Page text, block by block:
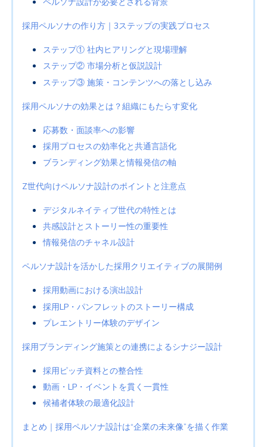
採用ペルソナの作り方｜3ステップの実践プロセス
ステップ① 社内ヒアリングと現場理解
ステップ② 市場分析と仮説設計
ステップ③ 施策・コンテンツへの落とし込み
採用ペルソナの効果とは？組織にもたらす変化
応募数・面談率への影響
採用プロセスの効率化と共通言語化
ブランディング効果と情報発信の軸
Z世代向けペルソナ設計のポイントと注意点
デジタルネイティブ世代の特性とは
共感設計とストーリー性の重要性
情報発信のチャネル設計
ペルソナ設計を活かした採用クリエイティブの展開例
採用動画における演出設計
採用LP・パンフレットのストーリー構成
プレエントリー体験のデザイン
採用ブランディング施策との連携によるシナジー設計
採用ピッチ資料との整合性
動画・LP・イベントを貫く一貫性
候補者体験の最適化設計
まとめ｜採用ペルソナ設計は“企業の未来像”を描く作業